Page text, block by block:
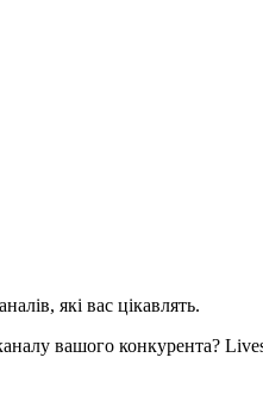
які вас цікавлять.
вашого конкурента?